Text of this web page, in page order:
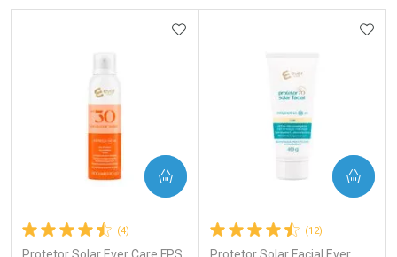
(4)
ADICIONAR AOS FAVORITOS
COMPRAR
(12)
COMPRAR